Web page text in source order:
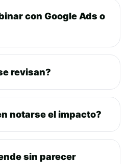
con Google Ads o
revisan?
notarse el impacto?
sin parecer